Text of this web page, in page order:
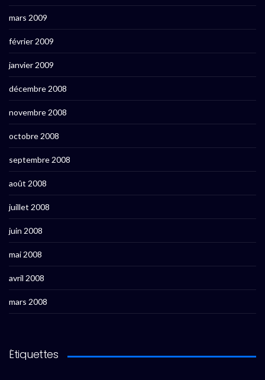
mars 2009
février 2009
janvier 2009
décembre 2008
novembre 2008
octobre 2008
septembre 2008
août 2008
juillet 2008
juin 2008
mai 2008
avril 2008
mars 2008
Étiquettes